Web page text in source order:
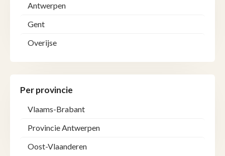
Antwerpen
Gent
Overijse
Per provincie
Vlaams-Brabant
Provincie Antwerpen
Oost-Vlaanderen